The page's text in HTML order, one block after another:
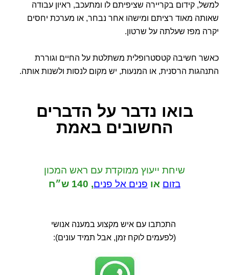
למשל, קידום בקריירה שציפיתם לו ומתעכב, ראיון עבודה
שאותה מאוד רציתם ומישהו אחר נבחר, או מערכת יחסים
יקרה מפז שעלתה על שרטון.
כאשר חשיבה קטסטרופלית משתלטת על החיים וגוררת
התנהגות הרסנית, או המנעות, יש מקום לנסות ולשנות אותה.
בואו נדבר על הדברים
החשובים באמת
שיחת ייעוץ ממוקדת עם ראש המכון
בזום או פנים אל פנים, 140 ש״ח
התכתבו עם איש מקצוע במענה אנושי
(לפעמים לוקח זמן, אבל תמיד עונים):